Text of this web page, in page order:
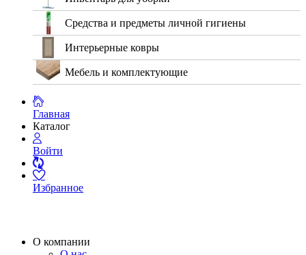
Средства и предметы личной гигиены
Интерьерные ковры
Мебель и комплектующие
Главная
Каталог
Войти
Избранное
О компании